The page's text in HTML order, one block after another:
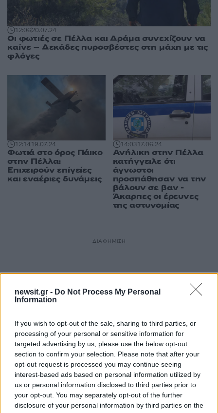
newsit.gr - Do Not Process My Personal
Information
If you wish to opt-out of the sale, sharing to third parties, or
processing of your personal or sensitive information for
targeted advertising by us, please use the below opt-out
section to confirm your selection. Please note that after your
opt-out request is processed you may continue seeing
interest-based ads based on personal information utilized by
us or personal information disclosed to third parties prior to
your opt-out. You may separately opt-out of the further
disclosure of your personal information by third parties on the
12:0620.07.24
Οι φωτιές σε Πέλλα και Δράμα συνεχίζουν να
καίνε – Δεκάδες πυροσβέστες στη μάχη με τις
φλόγες
12:1419.07.24
Φωτιά στο όρος Πάικο
στην Πέλλα:
Επιχειρούν επίγείες
και εναέριες δυνάμεις
14:0317.06.24
Ανήλικη στην Πέλλα
κατήγγειλε ότι
άγνωστοι
προσπάθησαν να την
βάλουν σε βαν -
Άκαρπες οι έρευνες
της αστυνομίας
ΔΙΑΦΗΜΙΣΗ